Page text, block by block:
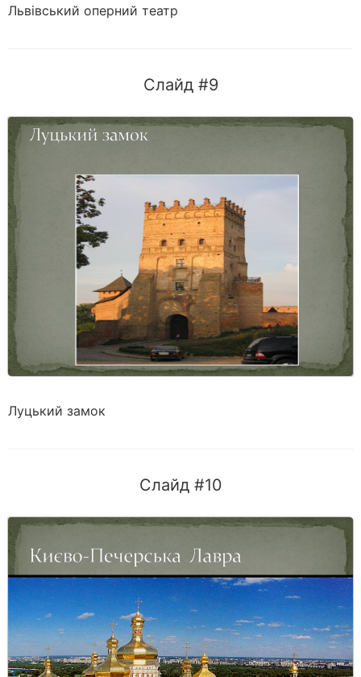
Львівський оперний театр
Слайд #9
Луцький замок
Слайд #10